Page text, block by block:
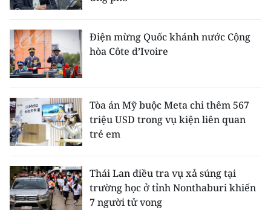
Điện mừng Quốc khánh nước Cộng
hòa Côte d’Ivoire
Tòa án Mỹ buộc Meta chi thêm 567
triệu USD trong vụ kiện liên quan
trẻ em
Thái Lan điều tra vụ xả súng tại
trường học ở tỉnh Nonthaburi khiến
7 người tử vong